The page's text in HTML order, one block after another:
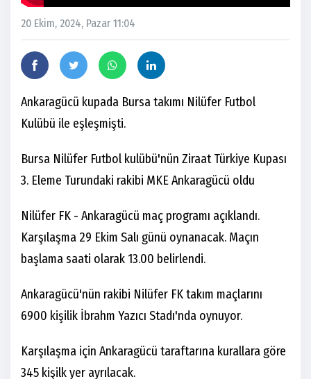
20 Ekim, 2024, Pazar 11:04
Ankaragücü kupada Bursa takımı Nilüfer Futbol
Kulübü ile eşleşmişti.
Bursa Nilüfer Futbol kulübü'nün Ziraat Türkiye Kupası
3. Eleme Turundaki rakibi MKE Ankaragücü oldu
Nilüfer FK - Ankaragücü maç programı açıklandı.
Karşılaşma 29 Ekim Salı günü oynanacak. Maçın
başlama saati olarak 13.00 belirlendi.
Ankaragücü'nün rakibi Nilüfer FK takım maçlarını
6900 kişilik İbrahm Yazıcı Stadı'nda oynuyor.
Karşılaşma için Ankaragücü taraftarına kurallara göre
345 kişilk yer ayrılacak.